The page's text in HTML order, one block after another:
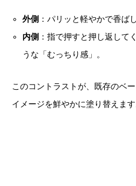
外側 ：パリッと軽やかで香ば
内側 ：指で押すと押し返して
うな「むっちり感」。
このコントラストが、既存のベ
イメージを鮮やかに塗り替えます